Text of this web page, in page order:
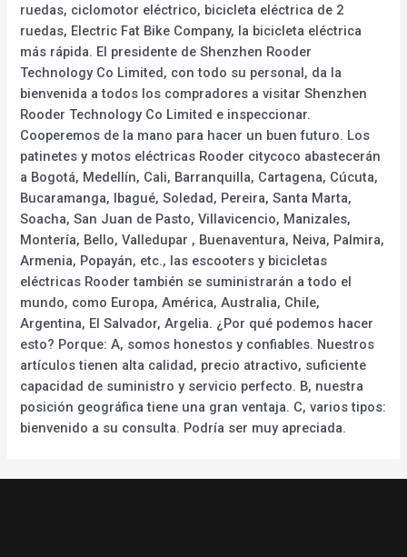
ruedas, ciclomotor eléctrico, bicicleta eléctrica de 2
ruedas, Electric Fat Bike Company, la bicicleta eléctrica
más rápida. El presidente de Shenzhen Rooder
Technology Co Limited, con todo su personal, da la
bienvenida a todos los compradores a visitar Shenzhen
Rooder Technology Co Limited e inspeccionar.
Cooperemos de la mano para hacer un buen futuro. Los
patinetes y motos eléctricas Rooder citycoco abastecerán
a Bogotá, Medellín, Cali, Barranquilla, Cartagena, Cúcuta,
Bucaramanga, Ibagué, Soledad, Pereira, Santa Marta,
Soacha, San Juan de Pasto, Villavicencio, Manizales,
Montería, Bello, Valledupar , Buenaventura, Neiva, Palmira,
Armenia, Popayán, etc., las escooters y bicicletas
eléctricas Rooder también se suministrarán a todo el
mundo, como Europa, América, Australia, Chile,
Argentina, El Salvador, Argelia. ¿Por qué podemos hacer
esto? Porque: A, somos honestos y confiables. Nuestros
artículos tienen alta calidad, precio atractivo, suficiente
capacidad de suministro y servicio perfecto. B, nuestra
posición geográfica tiene una gran ventaja. C, varios tipos:
bienvenido a su consulta. Podría ser muy apreciada.